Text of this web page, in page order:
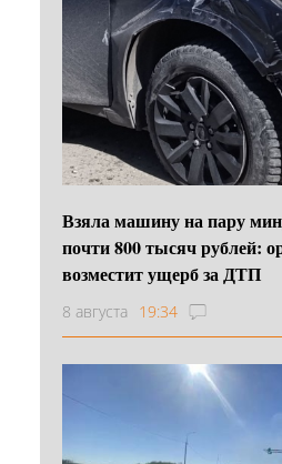
Взяла машину на пару
почти 800 тысяч рублей:
возместит ущерб за ДТП
8 августа 19:34